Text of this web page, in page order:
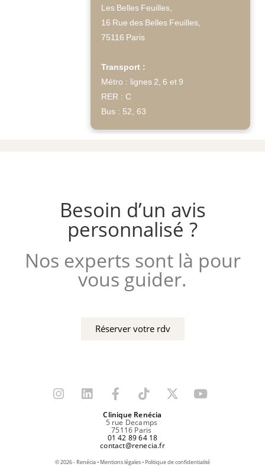
Les Belles Feuilles,
16 Rue des Belles Feuilles,
75116 Paris
Transport :
Métro : lignes 2, 6 et 9
RER : C
Bus : 52, 63
Besoin d’un avis
personnalisé ?
Nos experts sont là pour
vous guider.
Réserver votre rdv
Clinique Renécia
5 rue Decamps
75116 Paris
01 42 89 64 18
contact@renecia.fr
©2026- Renécia • Mentions légales • Politique de confidentialité